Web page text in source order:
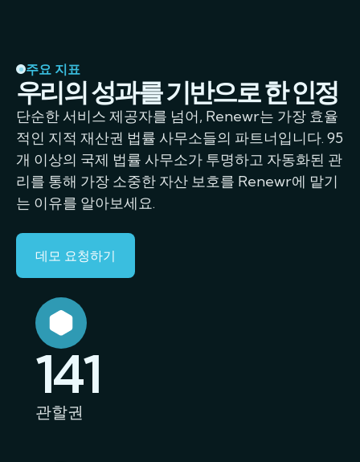
주요 지표
우리의 성과를 기반으로 한 인정
단순한 서비스 제공자를 넘어, Renewr는 가장 효율
적인 지적 재산권 법률 사무소들의 파트너입니다. 95
개 이상의 국제 법률 사무소가 투명하고 자동화된 관
리를 통해 가장 소중한 자산 보호를 Renewr에 맡기
는 이유를 알아보세요.
데모 요청하기
141
관할권